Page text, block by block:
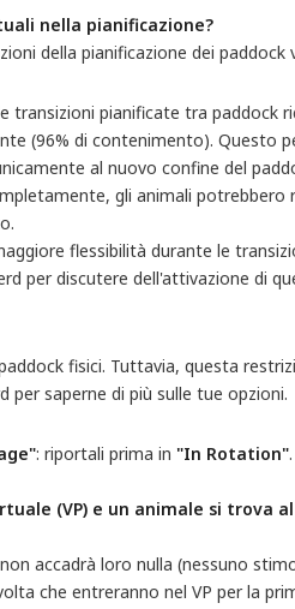
nella pianificazione?
della pianificazione dei paddock
pianificate tra paddock
(96% di contenimento). Questo
al nuovo confine del
gli animali potrebbero
flessibilità durante le
per discutere dell'attivazione di
fisici. Tuttavia, questa
saperne di più sulle tue opzioni.
: riportali prima in "In Rotation".
(VP) e un animale si trova
accadrà loro nulla (nessuno
che entreranno nel VP per la